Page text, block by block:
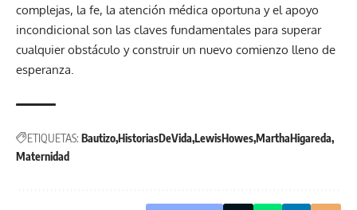
complejas, la fe, la atención médica oportuna y el apoyo
incondicional son las claves fundamentales para superar
cualquier obstáculo y construir un nuevo comienzo lleno de
esperanza.
ETIQUETAS: BautizoHistoriasDeVida LewisHowesMarthaHigareda
Maternidad